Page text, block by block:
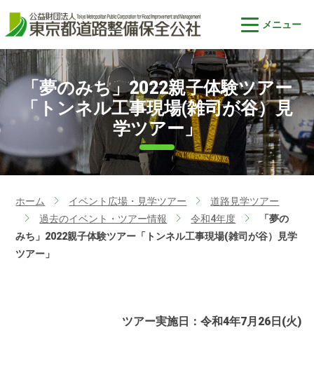
「夢のみち」2022親子体験ツアー
「トンネル工事現場(雑司が谷）見
学ツアー」
ホーム
イベント広場・見学ツアー
>
道路見学ツアー
>
過去のイベント・ツアー情報
>
令和4年度
>
「夢の
みち」2022親子体験ツアー「トンネル工事現場(雑司が谷）見学
ツアー」
ツアー実施日：令和4年7月26日(火)